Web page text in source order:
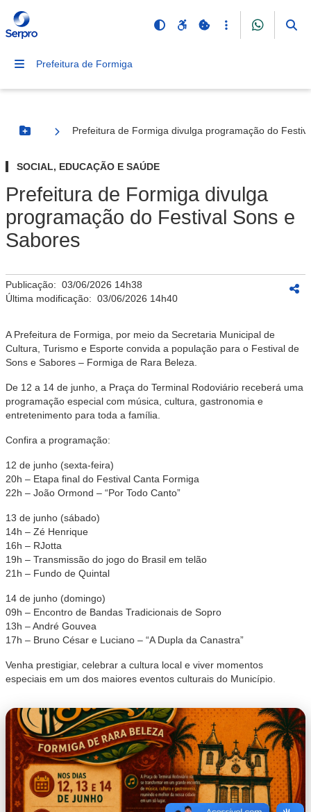
Prefeitura de Formiga
Botão Menu
Prefeitura de Formiga divulga programação do
SOCIAL, EDUCAÇÃO E SAÚDE
Prefeitura de Formiga divulga
programação do Festival Sons e
Sabores
Publicação: 03/06/2026 14h38
Última modificação: 03/06/2026 14h40
A Prefeitura de Formiga, por meio da Secretaria Municipal de
Cultura, Turismo e Esporte convida a população para o Festival de
Sons e Sabores – Formiga de Rara Beleza.
De 12 a 14 de junho, a Praça do Terminal Rodoviário receberá uma
programação especial com música, cultura, gastronomia e
entretenimento para toda a família.
Confira a programação:
12 de junho (sexta-feira)
20h – Etapa final do Festival Canta Formiga
22h – João Ormond – “Por Todo Canto”
13 de junho (sábado)
14h – Zé Henrique
16h – RJotta
19h – Transmissão do jogo do Brasil em telão
21h – Fundo de Quintal
14 de junho (domingo)
09h – Encontro de Bandas Tradicionais de Sopro
13h – André Gouvea
17h – Bruno César e Luciano – “A Dupla da Canastra”
Venha prestigiar, celebrar a cultura local e viver momentos
especiais em um dos maiores eventos culturais do Município.